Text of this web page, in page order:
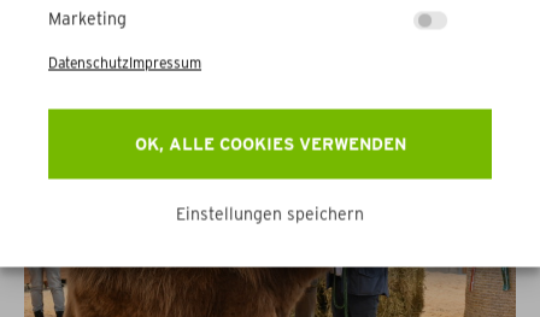
Marketing
OK, ALLE COOKIES VERWENDEN
Einstellungen speichern
DatenschutzImpressum